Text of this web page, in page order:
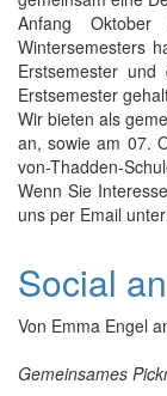
Anfang
Wintersemesters
Erstsemester
Erstsemester
Wir bieten als
an, sowie am 07.
von-Thadden-
Wenn Sie
uns per Email
Social
Von Emma Engel
Gemeinsames